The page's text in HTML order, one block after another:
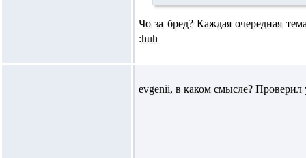
Чо за бред? Каждая очередная
:huh
evgenii, в каком смысле? Проверил